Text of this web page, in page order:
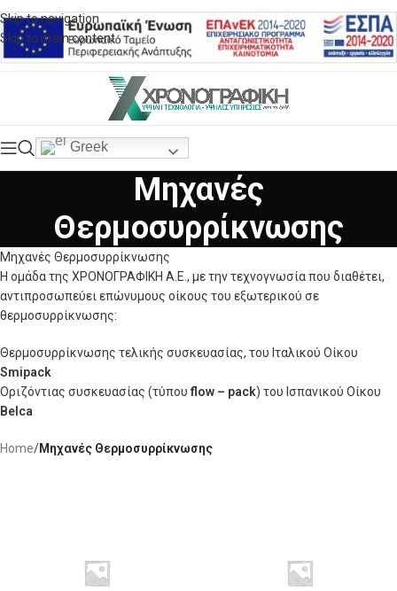
Skip to navigation
Skip to main content
Greek
Μηχανές
Θερμοσυρρίκνωσης
Μηχανές Θερμοσυρρίκνωσης
H ομάδα της ΧΡΟΝΟΓΡΑΦΙΚΗ Α.Ε., με την τεχνογνωσία που διαθέτει,
αντιπροσωπεύει επώνυμους οίκους του εξωτερικού σε
θερμοσυρρίκνωσης:
Θερμοσυρρίκνωσης τελικής συσκευασίας, του Ιταλικού Οίκου
Smipack
Oριζόντιας συσκευασίας (τύπου flow – pack) του Ισπανικού Οίκου
Belca
Home/Μηχανές Θερμοσυρρίκνωσης